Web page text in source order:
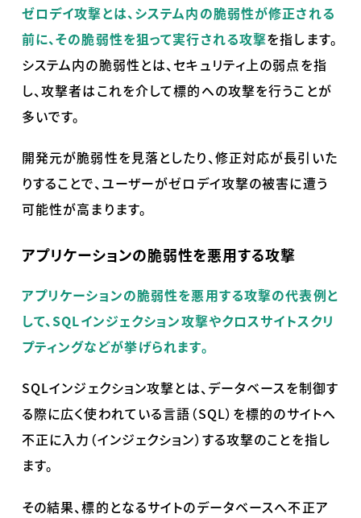
ゼロデイ攻撃とは、 システム内の脆弱性が修正される
前に、その脆弱性を狙って実行される攻撃を指します。
システム内の脆弱性とは、セキュリティ上の弱点を指
し、攻撃者はこれを介して標的への攻撃を行うことが
多いです。
開発元が脆弱性を見落としたり、修正対応が長引いた
りすることで、ユーザーがゼロデイ攻撃の被害に遭う
可能性が高まります。
アプリケーションの脆弱性を悪用する攻撃
アプリケーションの脆弱性を悪用する攻撃の代表例と
して、SQLインジェクション攻撃やクロスサイトスクリ
プティングなどが挙げられます。
SQLインジェクション攻撃とは、データベースを制御す
る際に広く使われている言語（SQL）を標的のサイトへ
不正に入力（インジェクション）する攻撃のことを指し
ます。
その結果、標的となるサイトのデータベースへ不正ア